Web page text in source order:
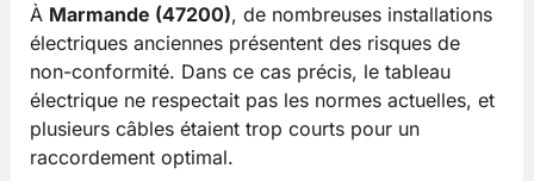
À Marmande (47200), de nombreuses installations
électriques anciennes présentent des risques de
non-conformité. Dans ce cas précis, le tableau
électrique ne respectait pas les normes actuelles, et
plusieurs câbles étaient trop courts pour un
raccordement optimal.